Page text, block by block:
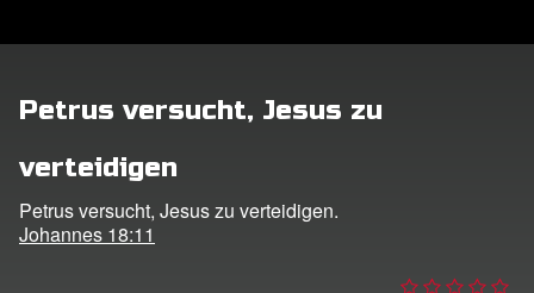
Petrus versucht, Jesus zu
verteidigen
Petrus versucht, Jesus zu verteidigen.
Johannes 18:11